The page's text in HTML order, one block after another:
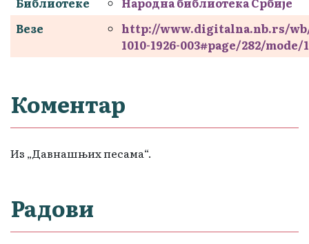
Везе
http://www.digitalna.nb.rs/
1010-1926-003#page/282/mode/
Коментар
Из „Давнашњих песама“.
Радови